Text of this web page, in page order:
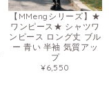
【MMengシリーズ】★
ワンピース★ シャツワ
ンピース ロング丈 ブル
ー 青い 半袖 気質アッ
プ
¥6,550